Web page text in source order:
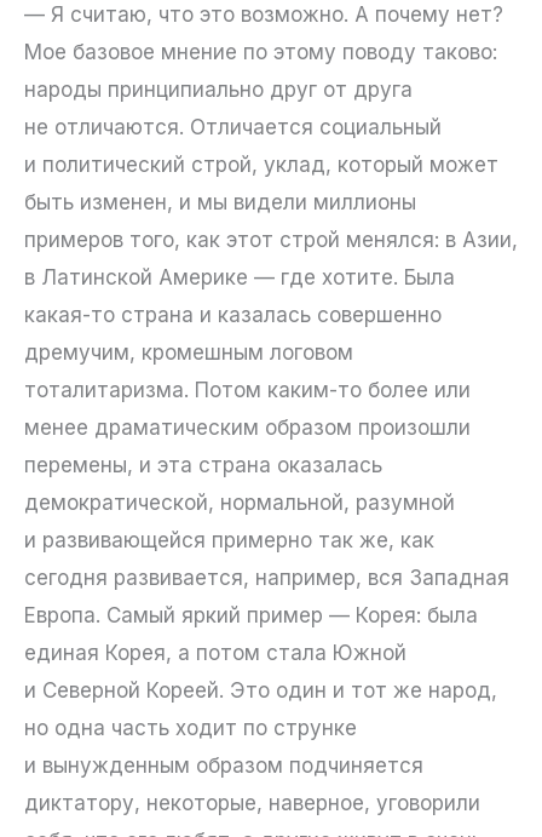
— Я считаю, что это возможно. А почему нет?
Мое базовое мнение по этому поводу таково:
народы принципиально друг от друга
не отличаются. Отличается социальный
и политический строй, уклад, который может
быть изменен, и мы видели миллионы
примеров того, как этот строй менялся: в Азии,
в Латинской Америке — где хотите. Была
какая-то страна и казалась совершенно
дремучим, кромешным логовом
тоталитаризма. Потом каким-то более или
менее драматическим образом произошли
перемены, и эта страна оказалась
демократической, нормальной, разумной
и развивающейся примерно так же, как
сегодня развивается, например, вся Западная
Европа. Самый яркий пример — Корея: была
единая Корея, а потом стала Южной
и Северной Кореей. Это один и тот же народ,
но одна часть ходит по струнке
и вынужденным образом подчиняется
диктатору, некоторые, наверное, уговорили